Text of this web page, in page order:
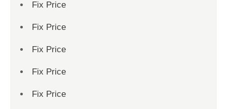
Fix Price
Fix Price
Fix Price
Fix Price
Fix Price